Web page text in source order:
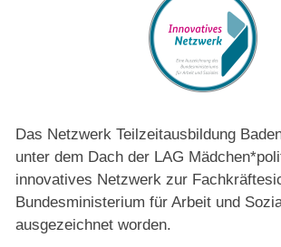
Das Netzwerk Teilzeitausbildung
unter dem Dach der LAG
innovatives Netzwerk zur
Bundesministerium für Arbeit und
ausgezeichnet worden.